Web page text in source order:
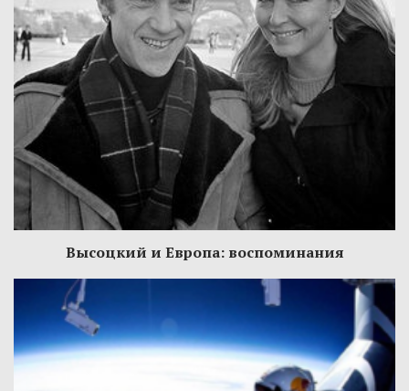
Высоцкий и Европа: воспоминания